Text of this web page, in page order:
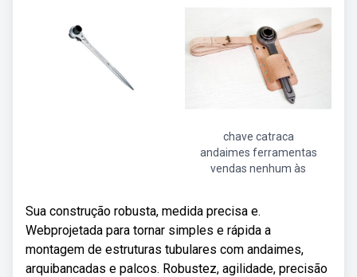
chave catraca
andaimes ferramentas
vendas nenhum às
Sua construção robusta, medida precisa e.
Webprojetada para tornar simples e rápida a
montagem de estruturas tubulares com andaimes,
arquibancadas e palcos. Robustez, agilidade, precisão